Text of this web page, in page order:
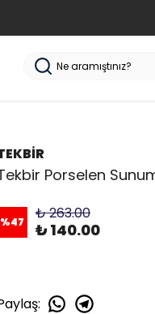
Porselen
%47 ₺ 263.00
₺ 140.00
: